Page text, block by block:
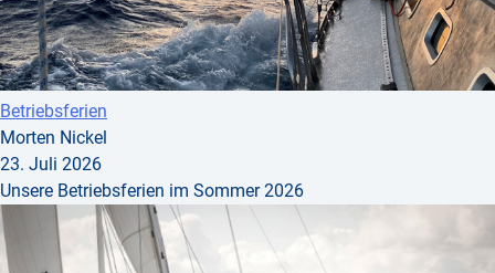
Betriebsferien
Morten Nickel
23. Juli 2026
Unsere Betriebsferien im Sommer 2026